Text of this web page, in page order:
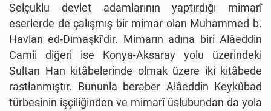
Selçuklu devlet adamlarının yaptırdığı mimarî
eserlerde de çalışmış bir mimar olan Muhammed b.
Havlan ed-Dımaşkî’dir. Mimarın adına biri Alâeddin
Camii diğeri ise Konya-Aksaray yolu üzerindeki
Sultan Han kitâbelerinde olmak üzere iki kitâbede
rastlanmıştır. Bununla beraber Alâeddin Keykûbad
türbesinin işçiliğinden ve mimarî üslubundan da yola